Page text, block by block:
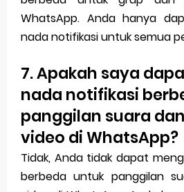
WhatsApp. Anda hanya
nada notifikasi untuk semua
7. Apakah saya
nada notifikasi
panggilan suara
video di WhatsApp?
Tidak, Anda tidak dapat
berbeda untuk panggilan